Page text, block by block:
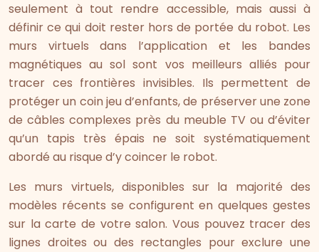
seulement à tout rendre accessible, mais aussi à
définir ce qui doit rester hors de portée du robot. Les
murs virtuels dans l’application et les bandes
magnétiques au sol sont vos meilleurs alliés pour
tracer ces frontières invisibles. Ils permettent de
protéger un coin jeu d’enfants, de préserver une zone
de câbles complexes près du meuble TV ou d’éviter
qu’un tapis très épais ne soit systématiquement
abordé au risque d’y coincer le robot.
Les murs virtuels, disponibles sur la majorité des
modèles récents se configurent en quelques gestes
sur la carte de votre salon. Vous pouvez tracer des
lignes droites ou des rectangles pour exclure une